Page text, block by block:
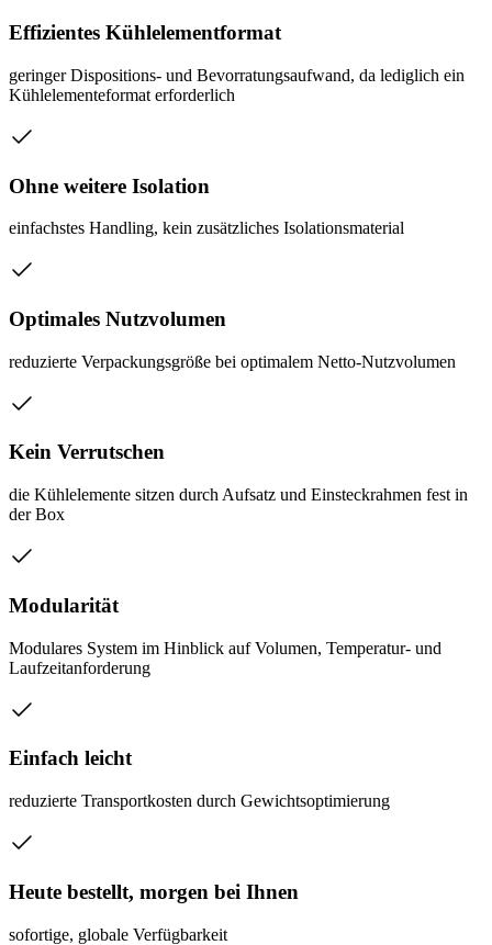
Effizientes Kühlelementformat
geringer Dispositions- und Bevorratungsaufwand, da lediglich ein
Kühlelementeformat erforderlich
Ohne weitere Isolation
einfachstes Handling, kein zusätzliches Isolationsmaterial
Optimales Nutzvolumen
reduzierte Verpackungsgröße bei optimalem Netto-Nutzvolumen
Kein Verrutschen
die Kühlelemente sitzen durch Aufsatz und Einsteckrahmen fest in
der Box
Modularität
Modulares System im Hinblick auf Volumen, Temperatur- und
Laufzeitanforderung
Einfach leicht
reduzierte Transportkosten durch Gewichtsoptimierung
Heute bestellt, morgen bei Ihnen
sofortige, globale Verfügbarkeit